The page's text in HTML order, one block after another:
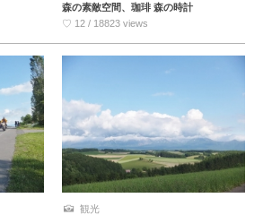
森の素敵空間、珈琲 森の時計
♡ 12 / 18823 views
観光